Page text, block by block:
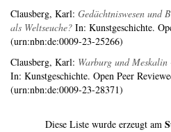
Clausberg, Karl: Gedächtniswesen und
als Weltseuche? In: Kunstgeschichte.
(urn:nbn:de:0009-23-25266)
Clausberg, Karl: Warburg und Meskalin
In: Kunstgeschichte. Open Peer
(urn:nbn:de:0009-23-28371)
Diese Liste wurde erzeugt am